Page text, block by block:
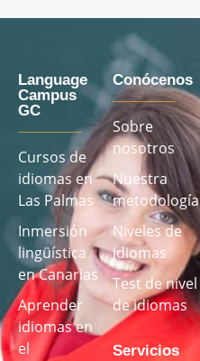
Language
Campus
GC
Cursos de
idiomas en
Las Palmas
Inmersión
lingüística
en Canarias
Aprender
idiomas en
el
Conócenos
Sobre
nosotros
Nuestra
metodología
Niveles de
idiomas
Test de nivel
de idiomas
Servicios